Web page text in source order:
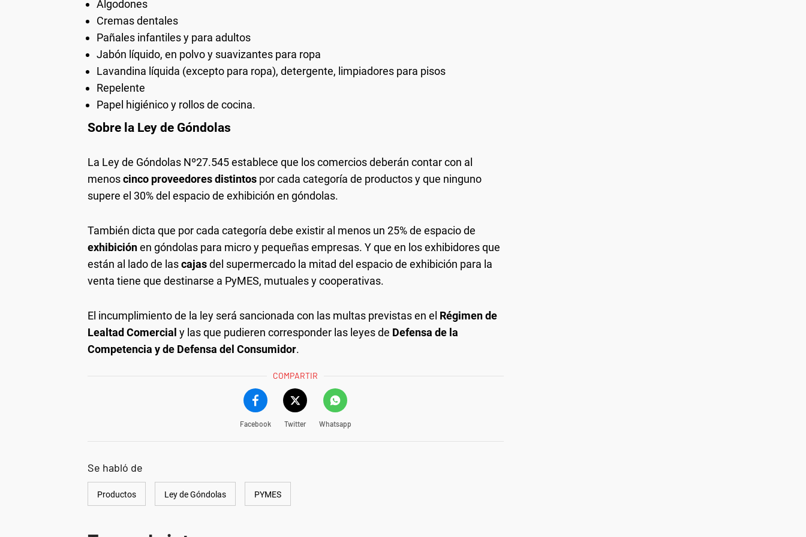
Algodones
Cremas dentales
Pañales infantiles y para adultos
Jabón líquido, en polvo y suavizantes para ropa
Lavandina líquida (excepto para ropa), detergente, limpiadores para pisos
Repelente
Papel higiénico y rollos de cocina.
Sobre la Ley de Góndolas
La Ley de Góndolas Nº27.545 establece que los comercios deberán contar con al
menoscinco proveedores distintos por cada categoría de productos y que ninguno
supere el 30% del espacio de exhibición en góndolas.
También dicta que por cada categoría debe existir al menos un 25% de espacio de
exhibiciónen góndolas para micro y pequeñas empresas. Y que en los exhibidores que
están al lado de lascajasdel supermercado la mitad del espacio de exhibición para la
venta tiene que destinarse a PyMES, mutuales y cooperativas.
El incumplimiento de la ley será sancionada con las multas previstas en el Régimen de
Lealtad Comercial y las que pudieren corresponder las leyes de Defensa de la
Competencia y de Defensa del Consumidor.
COMPARTIR
Facebook Twitter Whatsapp
Se habló de
Productos Ley de Góndolas PYMES